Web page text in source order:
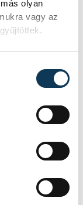
olyan
vagy az
I, A 3.